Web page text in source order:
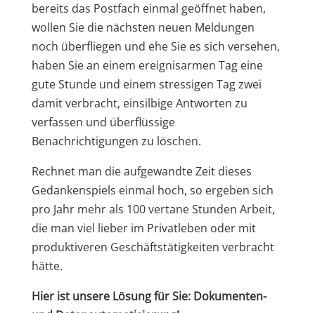
bereits das Postfach einmal geöffnet haben,
wollen Sie die nächsten neuen Meldungen
noch überfliegen und ehe Sie es sich versehen,
haben Sie an einem ereignisarmen Tag eine
gute Stunde und einem stressigen Tag zwei
damit verbracht, einsilbige Antworten zu
verfassen und überflüssige
Benachrichtigungen zu löschen.
Rechnet man die aufgewandte Zeit dieses
Gedankenspiels einmal hoch, so ergeben sich
pro Jahr mehr als 100 vertane Stunden Arbeit,
die man viel lieber im Privatleben oder mit
produktiveren Geschäftstätigkeiten verbracht
hätte.
Hier ist unsere Lösung für Sie: Dokumenten-